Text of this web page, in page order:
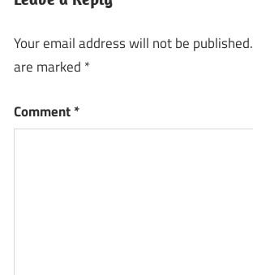
Your email address will not be published.
are marked *
Comment*